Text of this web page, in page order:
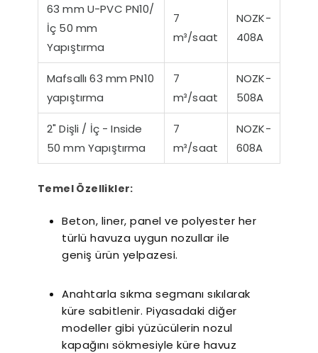
63 mm U-PVC PN10/
İç 50 mm
Yapıştırma
7
m³/saat
NOZK-
408A
Mafsallı 63 mm PN10
yapıştırma
7
m³/saat
NOZK-
508A
2" Dişli / İç - Inside
50 mm Yapıştırma
7
m³/saat
NOZK-
608A
Temel Özellikler:
Beton, liner, panel ve polyester her
türlü havuza uygun nozullar ile
geniş ürün yelpazesi.
Anahtarla sıkma segmanı sıkılarak
küre sabitlenir. Piyasadaki diğer
modeller gibi yüzücülerin nozul
kapağını sökmesiyle küre havuz
Sessiz Nozbart
Pompalar
Filtre Seçiminde
Dikkat Edilmesi
Gereken Hususlar